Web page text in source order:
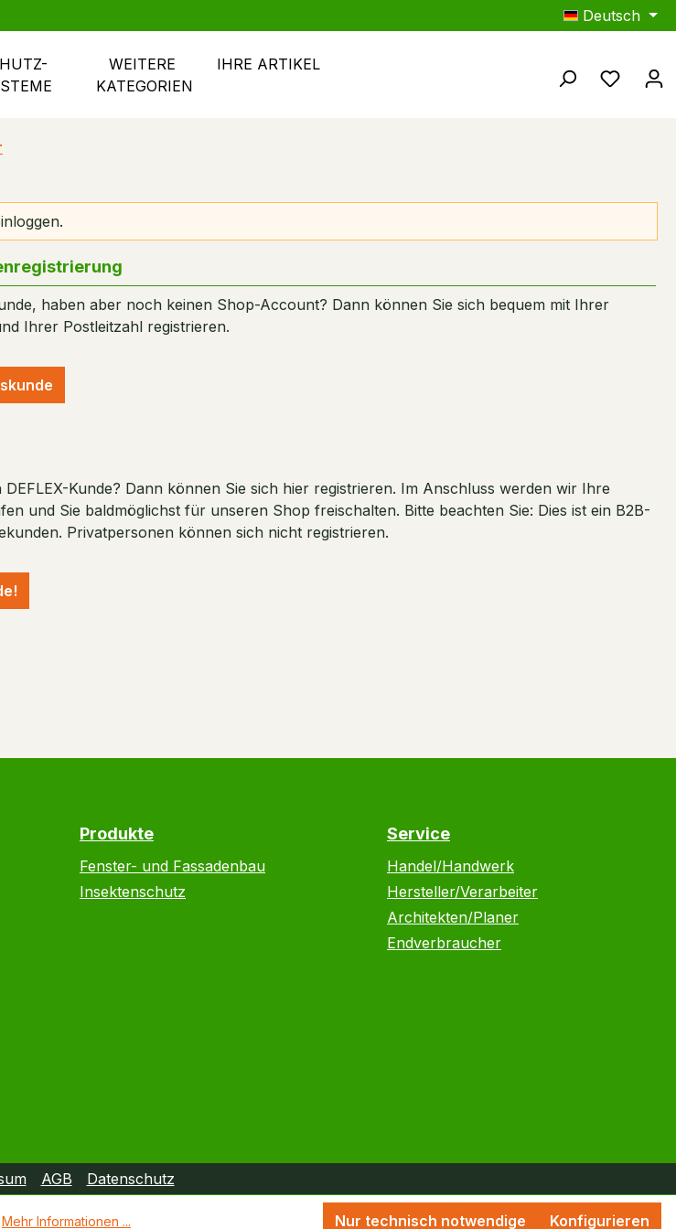
Deutsch
WEITERE
KATEGORIEN
IHRE ARTIKEL
Du
haben aber noch keinen Shop-Account? Dann können Sie sich bequem mit Ihrer
Ihrer Postleitzahl registrieren.
DEFLEX-Kunde? Dann können Sie sich hier registrieren. Im Anschluss werden wir Ihre
und Sie baldmöglichst für unseren Shop freischalten. Bitte beachten Sie: Dies ist ein B2B-
Privatpersonen können sich nicht registrieren.
Produkte
Fenster- und Fassadenbau
Insektenschutz
Service
Handel/Handwerk
Hersteller/Verarbeiter
Architekten/Planer
Endverbraucher
AGB Datenschutz
Mehr Informationen ... Nur technisch notwendige Konfigurieren